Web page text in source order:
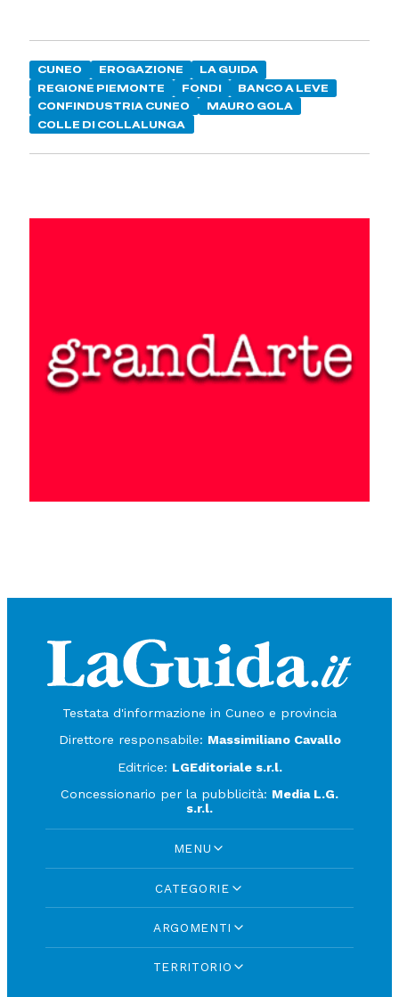
CUNEO EROGAZIONE
LA GUIDA
REGIONE PIEMONTE
FONDI
BANCO A LEVE
CONFINDUSTRIA CUNEO
MAURO GOLA
COLLE DI COLLALUNGA
Testata d'informazione in Cuneo e provincia
Direttore responsabile: Massimiliano Cavallo
Editrice: LGEditoriale s.r.l.
Concessionario per la pubblicità: Media L.G.
s.r.l.
MENU
CATEGORIE
ARGOMENTI
TERRITORIO